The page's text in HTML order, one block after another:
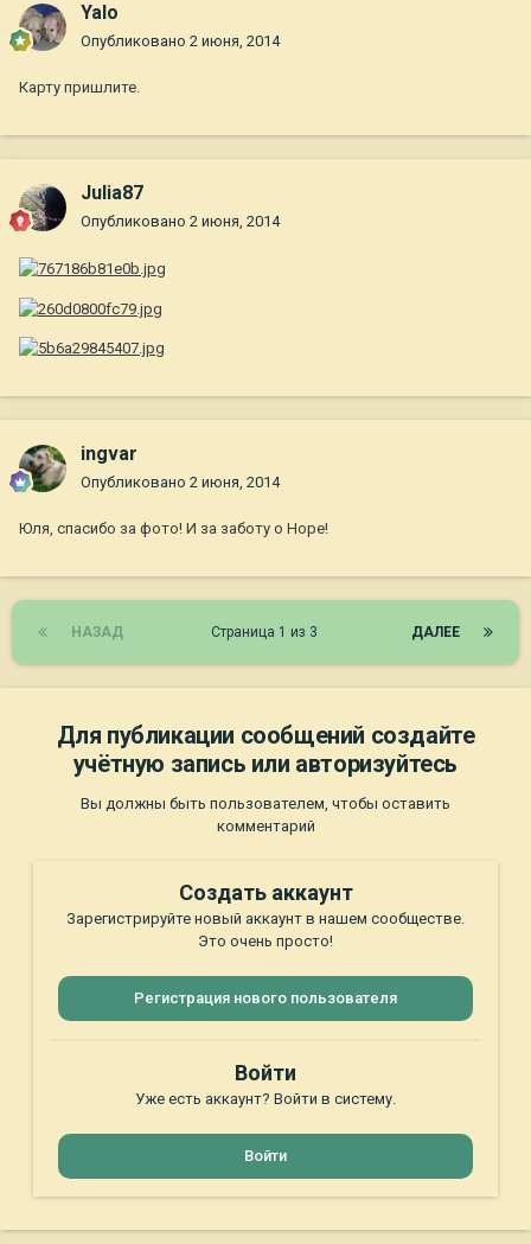
Yalo
Опубликовано 2 июня, 2014
Карту пришлите.
Julia87
Опубликовано 2 июня, 2014
ingvar
Опубликовано 2 июня, 2014
Юля, спасибо за фото! И за заботу о Норе!
НАЗАД ДАЛЕЕ
Страница 1 из 3
Для публикации сообщений создайте
учётную запись или авторизуйтесь
Вы должны быть пользователем, чтобы оставить
комментарий
Создать аккаунт
Зарегистрируйте новый аккаунт в нашем сообществе.
Это очень просто!
Регистрация нового пользователя
Войти
Уже есть аккаунт? Войти в систему.
Войти